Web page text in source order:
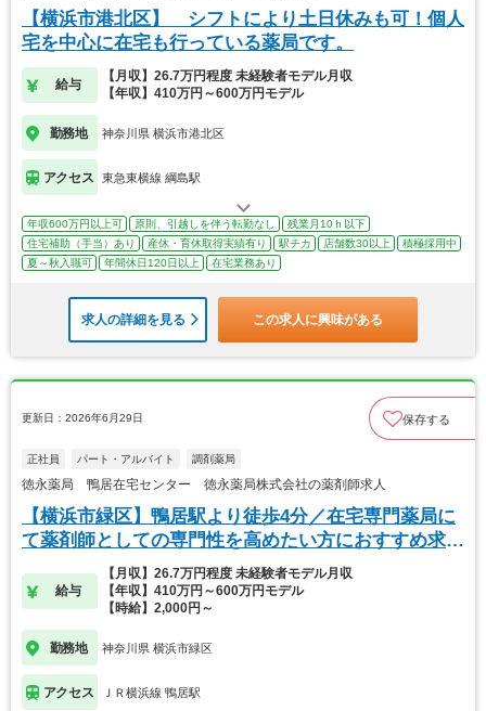
【横浜市港北区】 シフトにより土日休みも可！個人
宅を中心に在宅も行っている薬局です。
給与
【月収】26.7万円程度 未経験者モデル月収
【年収】410万円～600万円モデル
勤務地 神奈川県 横浜市港北区
アクセス 東急東横線 綱島駅
年収600万円以上可 原則、引越しを伴う転勤なし
残業月10ｈ以下
住宅補助（手当）あり
産休・育休取得実績有り 駅チカ 店舗数30以上
積極採用中
夏～秋入職可
年間休日120日以上 在宅業務あり
求人の詳細を見る この求人に興味がある
更新日：2026年6月29日 保存する
正社員 パート・アルバイト 調剤薬局
徳永薬局 鴨居在宅センター 徳永薬局株式会社の薬剤師求人
【横浜市緑区】鴨居駅より徒歩4分／在宅専門薬局に
て薬剤師としての専門性を高めたい方におすすめ求
給与
【月収】26.7万円程度 未経験者モデル月収
【年収】410万円～600万円モデル
【時給】2,000円～
勤務地 神奈川県 横浜市緑区
アクセス ＪＲ横浜線 鴨居駅